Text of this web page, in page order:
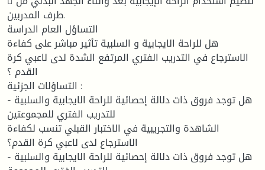
طرف المدربين.
التساؤل العام الدراسة
هل للراحة الايجابية و السلبية تأثير مباشر على كفاءة
الاسترجاع في التدريب الفتري المرتفع الشدة لدى لاعبي كرة
القدم ؟
التساؤلات الجزئية :
- هل توجد فروق ذات دلالة إحصائية للراحة الايجابية والسلبية
للتدريب الفتري للمجموعتين
الشاهدة والتجريبية في الاختبار القبلي تنسب لكفاءة
الاسترجاع لدى لاعبي كرة القدم؟
- هل توجد فروق ذات دلالة إحصائية للراحة الايجابية والسلبية